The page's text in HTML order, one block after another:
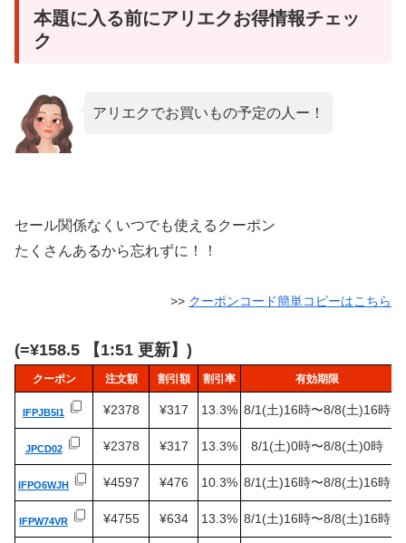
本題に入る前にアリエクお得情報チェッ
ク
アリエクでお買いもの予定の人ー！
セール関係なくいつでも使えるクーポン
たくさんあるから忘れずに！！
>> クーポンコード簡単コピーはこちら
(=¥158.5 【1:51 更新】)
クーポン 注文額 割引額 割引率 有効期限
IFPJB5I1 ¥2378 ¥317 13.3% 8/1(土)16時〜8/8(土)16時
JPCD02 ¥2378 ¥317 13.3% 8/1(土)0時〜8/8(土)0時
IFPO6WJH ¥4597 ¥476 10.3% 8/1(土)16時〜8/8(土)16時
IFPW74VR ¥4755 ¥634 13.3% 8/1(土)16時〜8/8(土)16時